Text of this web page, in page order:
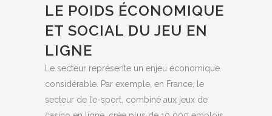
LE POIDS ÉCONOMIQUE
ET SOCIAL DU JEU EN
LIGNE
Le secteur représente un enjeu économique
considérable. Par exemple, en France, le
secteur de l’e-sport, combiné aux jeux de